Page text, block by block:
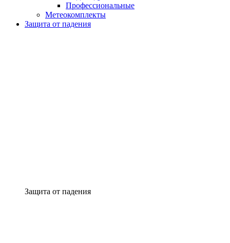
Профессиональные
Метеокомплекты
Защита от падения
Защита от падения